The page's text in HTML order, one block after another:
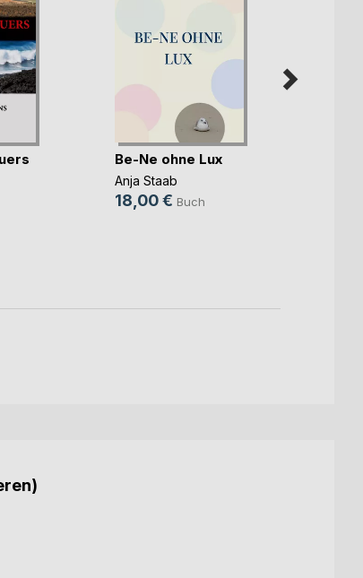
Be-Ne ohne Lux
Anja Staab
18,00 € Buch